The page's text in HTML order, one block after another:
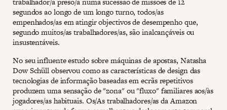
segundos ao longo de um longo turno, todos/as
empenhados/as em atingir objectivos de desempenho que,
segundo muitos/as trabalhadores/as, são inalcançáveis ou
insustentáveis.
No seu influente estudo sobre máquinas de apostas, Natasha
Dow Schüll observou como as características de design das
tecnologias de informação baseadas em ecrãs repetitivos
produzem uma sensação de "zona" ou "fluxo" familiares aos/às
jogadores/as habituais. Os/As trabalhadores/as da Amazon